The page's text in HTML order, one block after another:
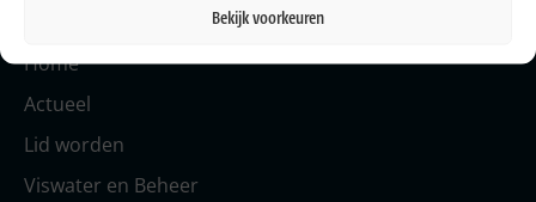
Bekijk voorkeuren
Home
Actueel
Lid worden
Viswater en Beheer